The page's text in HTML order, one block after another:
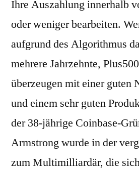
Ihre Auszahlung innerhalb
oder weniger bearbeiten.
aufgrund des Algorithmus
mehrere Jahrzehnte,
überzeugen mit einer guten
und einem sehr guten
der 38-jährige Coinbase-
Armstrong wurde in der
zum Multimilliardär, die